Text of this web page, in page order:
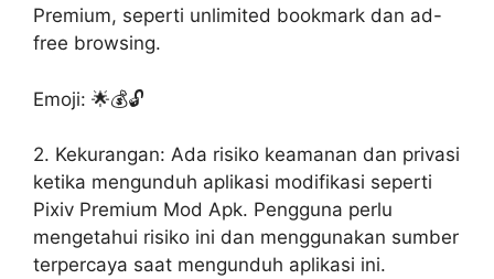
Premium, seperti unlimited bookmark dan ad-
free browsing.
Emoji: 🌟💰🔓
2. Kekurangan: Ada risiko keamanan dan privasi
ketika mengunduh aplikasi modifikasi seperti
Pixiv Premium Mod Apk. Pengguna perlu
mengetahui risiko ini dan menggunakan sumber
terpercaya saat mengunduh aplikasi ini.